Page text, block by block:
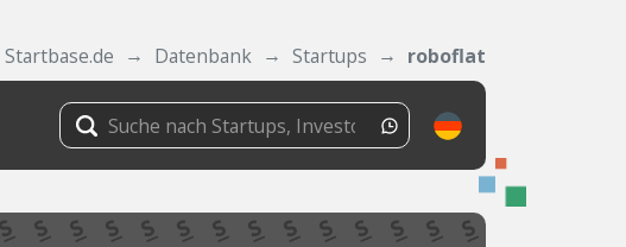
Startbase.de Datenbank Startups roboflat